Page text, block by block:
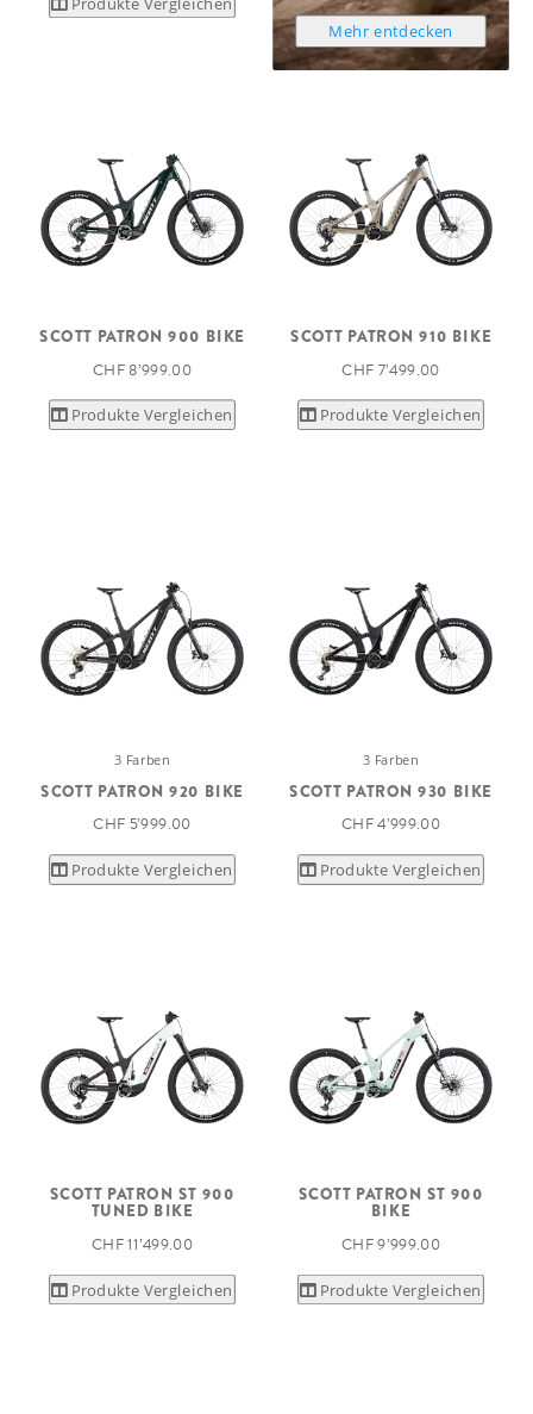
Mehr entdecken
SCOTT PATRON 900 BIKE
CHF 8’999.00
Produkte Vergleichen
SCOTT PATRON 910 BIKE
CHF 7’499.00
Produkte Vergleichen
3 Farben
SCOTT PATRON 920 BIKE
CHF 5’999.00
Produkte Vergleichen
3 Farben
SCOTT PATRON 930 BIKE
CHF 4’999.00
Produkte Vergleichen
SCOTT PATRON ST 900
TUNED BIKE
CHF 11’499.00
Produkte Vergleichen
SCOTT PATRON ST 900
BIKE
CHF 9’999.00
Produkte Vergleichen